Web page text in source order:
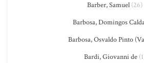
Barber, Samuel (26)
Barbosa, Domingos
Barbosa, Osvaldo Pinto
Bardi, Giovanni de